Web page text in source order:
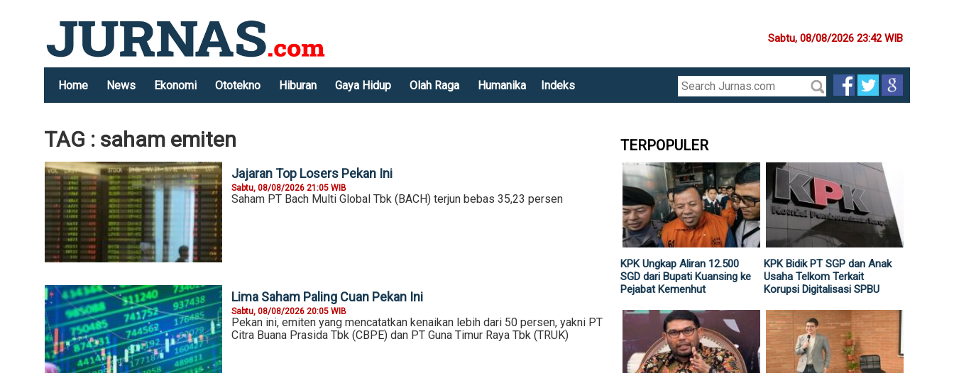
Sabtu, 08/08/2026 23:42 WIB
Home News Ekonomi Ototekno Hiburan Gaya Hidup Olah Raga Humanika Indeks
TAG : saham emiten
Jajaran Top Losers Pekan Ini
Sabtu, 08/08/2026 21:05 WIB
Saham PT Bach Multi Global Tbk (BACH) terjun bebas 35,23 persen
Lima Saham Paling Cuan Pekan Ini
Sabtu, 08/08/2026 20:05 WIB
Pekan ini, emiten yang mencatatkan kenaikan lebih dari 50 persen, yakni PT
Citra Buana Prasida Tbk (CBPE) dan PT Guna Timur Raya Tbk (TRUK)
TERPOPULER
KPK Ungkap Aliran 12.500
SGD dari Bupati Kuansing ke
Pejabat Kemenhut
KPK Bidik PT SGP dan Anak
Usaha Telkom Terkait
Korupsi Digitalisasi SPBU